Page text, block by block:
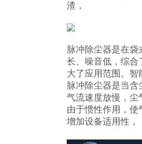
渣，
脉冲除尘器是在
长、噪音低，综合
大了应用范围。智
脉冲除尘器是当
气流速度放慢，尘
由于惯性作用，使
增加设备适用性，